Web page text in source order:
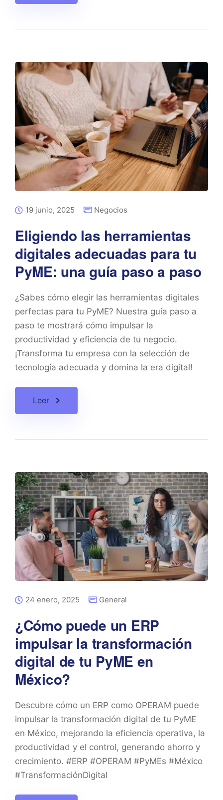
19 junio, 2025 Negocios
Eligiendo las herramientas
digitales adecuadas para tu
PyME: una guía paso a paso
¿Sabes cómo elegir las herramientas digitales
perfectas para tu PyME? Nuestra guía paso a
paso te mostrará cómo impulsar la
productividad y eficiencia de tu negocio.
¡Transforma tu empresa con la selección de
tecnología adecuada y domina la era digital!
Leer
24 enero, 2025 General
¿Cómo puede un ERP
impulsar la transformación
digital de tu PyME en
México?
Descubre cómo un ERP como OPERAM puede
impulsar la transformación digital de tu PyME
en México, mejorando la eficiencia operativa, la
productividad y el control, generando ahorro y
crecimiento. #ERP #OPERAM #PyMEs #México
#TransformaciónDigital